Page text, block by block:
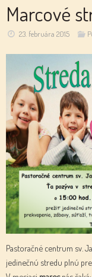
Marcové
23. februára 2015
Pastoračné centrum sv.
jedinečnú stredu plnú